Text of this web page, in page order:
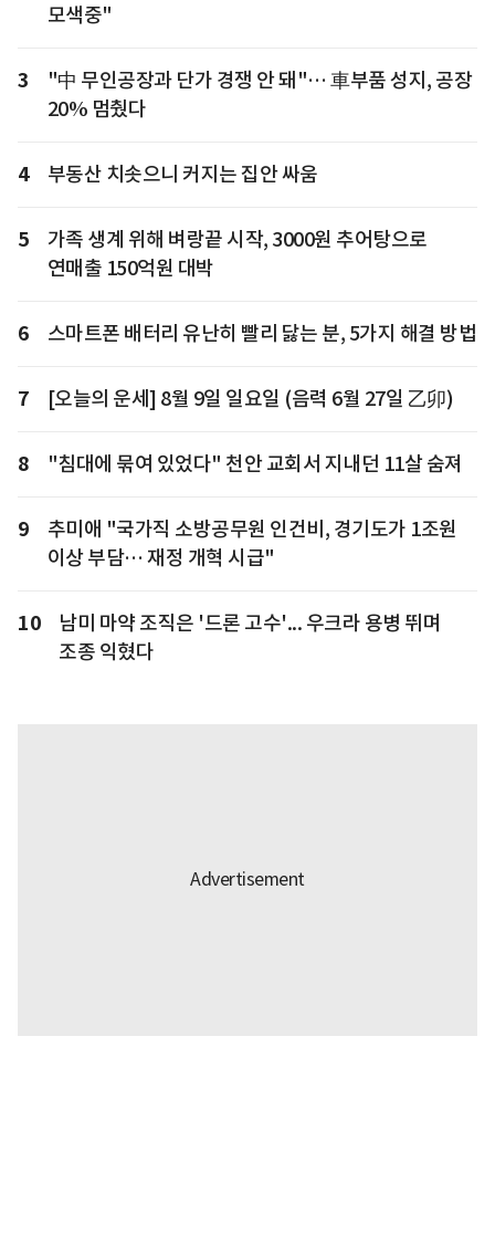
모색중"
3
"中 무인공장과 단가 경쟁 안 돼"… 車부품 성지, 공장
20% 멈췄다
4 부동산 치솟으니 커지는 집안 싸움
5
가족 생계 위해 벼랑끝 시작, 3000원 추어탕으로
연매출 150억원 대박
6 스마트폰 배터리 유난히 빨리 닳는 분, 5가지 해결 방법
7 [오늘의 운세] 8월 9일 일요일 (음력 6월 27일 乙卯)
8 "침대에 묶여 있었다" 천안 교회서 지내던 11살 숨져
9
추미애 "국가직 소방공무원 인건비, 경기도가 1조원
이상 부담… 재정 개혁 시급"
10
남미 마약 조직은 '드론 고수'... 우크라 용병 뛰며
조종 익혔다